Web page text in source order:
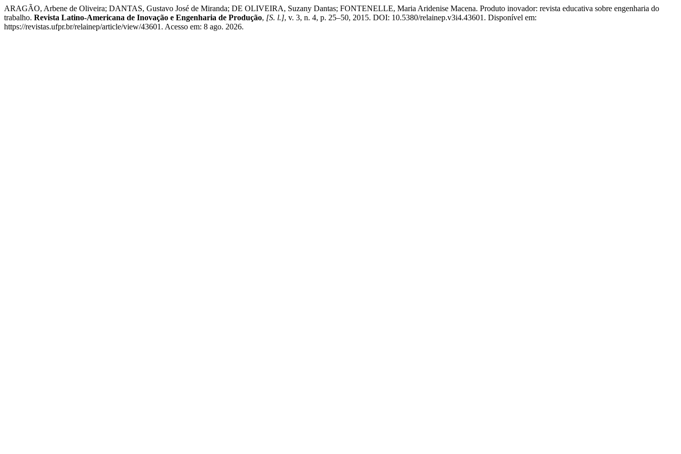
ARAGÃO, Arbene de Oliveira; DANTAS, Gustavo José de Miranda; DE OLIVEIRA, Suzany Dantas; FONTENELLE, Maria Aridenise Macena. Produto inovador: revista educativa sobre engenharia do
trabalho. Revista Latino-Americana de Inovação e Engenharia de Produção, [S. l.], v. 3, n. 4, p. 25–50, 2015. DOI: 10.5380/relainep.v3i4.43601. Disponível em:
https://revistas.ufpr.br/relainep/article/view/43601. Acesso em: 8 ago. 2026.